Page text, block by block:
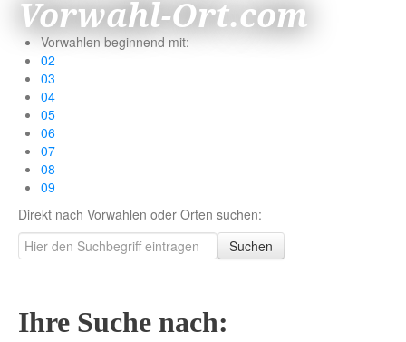
Vorwahl-Ort.com
Vorwahlen beginnend mit:
02
03
04
05
06
07
08
09
Direkt nach Vorwahlen oder Orten suchen:
Suchen
Ihre Suche nach: